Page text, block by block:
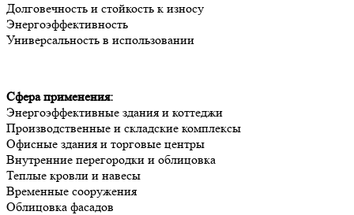
Долговечность и стойкость к износу
Энергоэффективность
Универсальность в использовании
Сфера применения:
Энергоэффективные здания и коттеджи
Производственные и складские комплексы
Офисные здания и торговые центры
Внутренние перегородки и облицовка
Теплые кровли и навесы
Временные сооружения
Облицовка фасадов